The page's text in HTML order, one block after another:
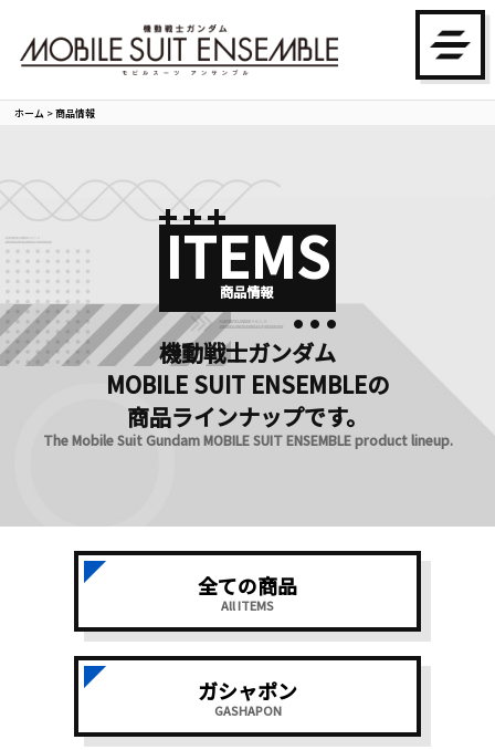
ホーム >商品情報
ITEMS
商品情報
機動戦士ガンダム
MOBILE SUIT ENSEMBLEの
商品ラインナップです。
The Mobile Suit Gundam MOBILE SUIT ENSEMBLE product lineup.
全ての商品
All ITEMS
ガシャポン
GASHAPON